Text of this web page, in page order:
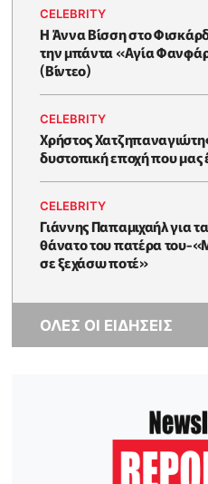
CELEBRITY
Η Άννα Βίσση στο
την μπάντα «Αγία
(Βίντεο)
CELEBRITY
Χρήστος
δυστοπική εποχή που μας
CELEBRITY
Γιάννης Παπαμιχαήλ για
θάνατο του πατέρα του-
σε ξεχάσω ποτέ»
ΟΛΕΣ ΟΙ ΕΙΔΗΣΕΙΣ